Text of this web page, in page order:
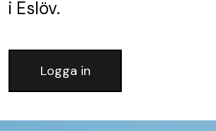
i Eslöv.
Logga in